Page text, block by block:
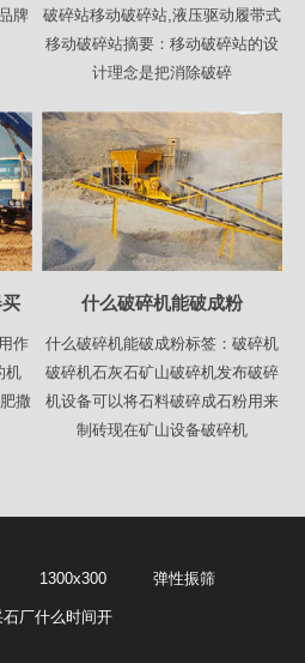
牌
破碎站移动破碎站,液压驱动履带式
移动破碎站摘要：移动破碎站的设
计理念是把消除破碎
作
机
撒
什么破碎机能破成粉
什么破碎机能破成粉标签：破碎机
破碎机石灰石矿山破碎机发布破碎
机设备可以将石料破碎成石粉用来
制砖现在矿山设备破碎机
1300x300 弹性振筛
厂什么时间开